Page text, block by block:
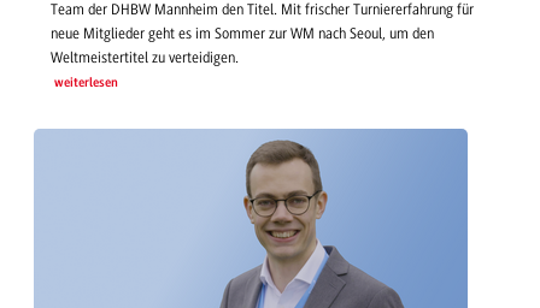
Team der DHBW Mannheim den Titel. Mit frischer Turniererfahrung für
neue Mitglieder geht es im Sommer zur WM nach Seoul, um den
Weltmeistertitel zu verteidigen.
weiterlesen